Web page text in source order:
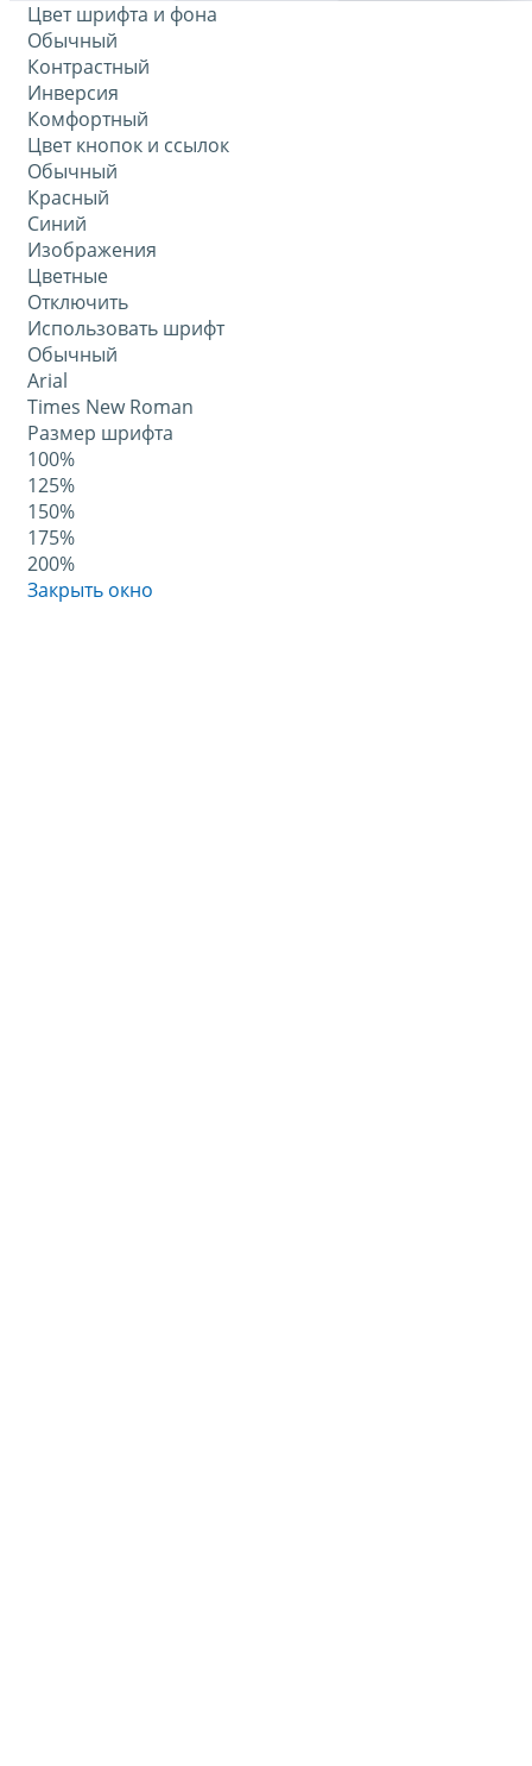
Цвет шрифта и фона
Обычный
Контрастный
Инверсия
Комфортный
Цвет кнопок и ссылок
Обычный
Красный
Синий
Изображения
Цветные
Отключить
Использовать шрифт
Обычный
Arial
Times New Roman
Размер шрифта
100%
125%
150%
175%
200%
Закрыть окно